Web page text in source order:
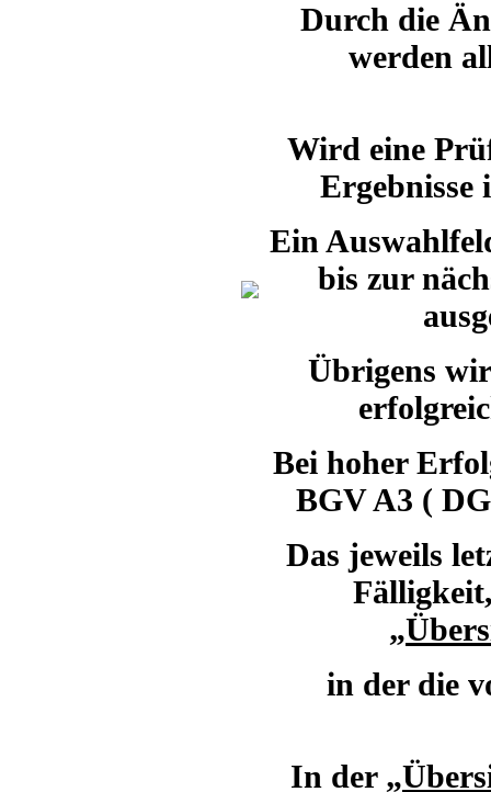
Durch die
werden
Wird eine
Ergebnisse
Ein
bis zur
Übrigens
Bei hoher
BGV A3 (
Das jeweils
„
in der die
In der „